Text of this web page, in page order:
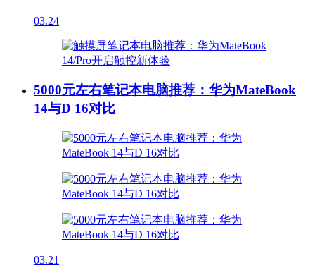
03.24
5000元左右笔记本电脑推荐：华为MateBook
14与D 16对比
03.21